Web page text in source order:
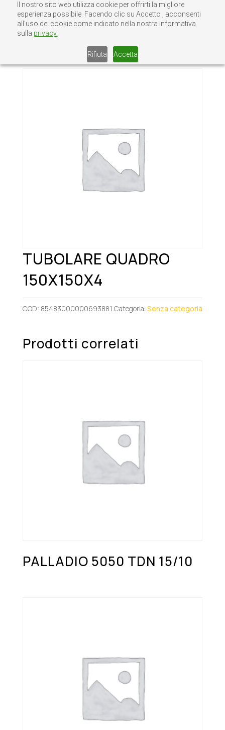
Il nostro sito web utilizza cookie per offrirti la migliore
esperienza possibile. Facendo clic su Accetto , acconsenti
all’uso dei cookie come indicato nella nostra informativa
sulla privacy.
Rifiuta Accetta
Home/Senza categoria
QUADRO 150X150X4
TUBOLARE QUADRO
150X150X4
COD: 85483000000693881 Categoria: Senza categoria
Prodotti correlati
PALLADIO 5050 TDN 15/10